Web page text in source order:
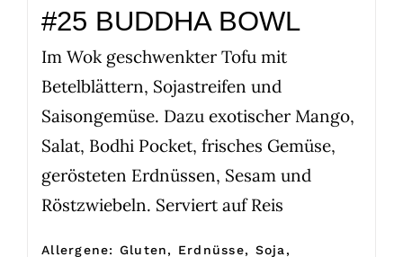
#25 BUDDHA BOWL
Im Wok geschwenkter Tofu mit
Betelblättern, Sojastreifen und
Saisongemüse. Dazu exotischer Mango,
Salat, Bodhi Pocket, frisches Gemüse,
gerösteten Erdnüssen, Sesam und
Röstzwiebeln. Serviert auf Reis
Allergene: Gluten, Erdnüsse, Soja,